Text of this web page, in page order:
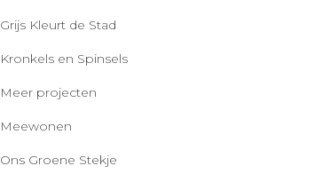
Grijs Kleurt de Stad
Kronkels en Spinsels
Meer projecten
Meewonen
Ons Groene Stekje